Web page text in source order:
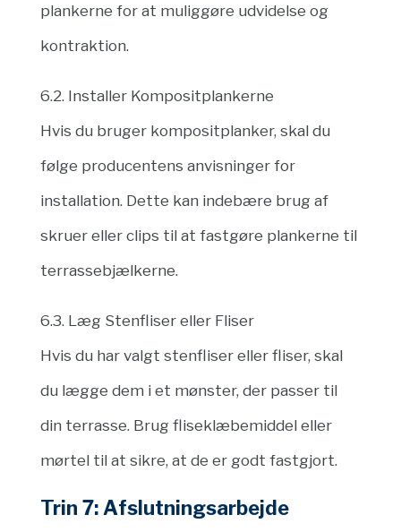
plankerne for at muliggøre udvidelse og
kontraktion.
6.2. Installer Kompositplankerne
Hvis du bruger kompositplanker, skal du
følge producentens anvisninger for
installation. Dette kan indebære brug af
skruer eller clips til at fastgøre plankerne til
terrassebjælkerne.
6.3. Læg Stenfliser eller Fliser
Hvis du har valgt stenfliser eller fliser, skal
du lægge dem i et mønster, der passer til
din terrasse. Brug fliseklæbemiddel eller
mørtel til at sikre, at de er godt fastgjort.
Trin 7: Afslutningsarbejde